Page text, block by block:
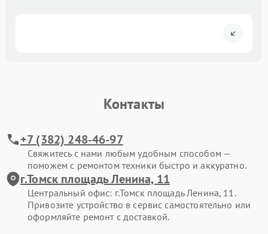
Контакты
+7 (382) 248-46-97
Свяжитесь с нами любым удобным способом —
поможем с ремонтом техники быстро и аккуратно.
г.Томск площадь Ленина, 11
Центральный офис: г.Томск площадь Ленина, 11.
Привозите устройство в сервис самостоятельно или
оформляйте ремонт с доставкой.